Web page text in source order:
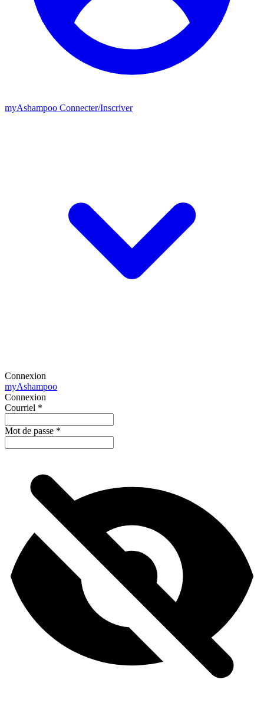
myAshampoo Connecter/Inscriver
Connexion
myAshampoo
Connexion
Courriel *
Mot de passe *